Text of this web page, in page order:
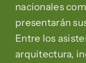
nacionales
presentarán
Entre los
arquitectura,